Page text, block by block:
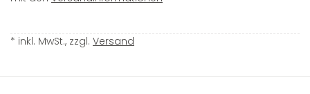
* inkl. MwSt., zzgl. Versand